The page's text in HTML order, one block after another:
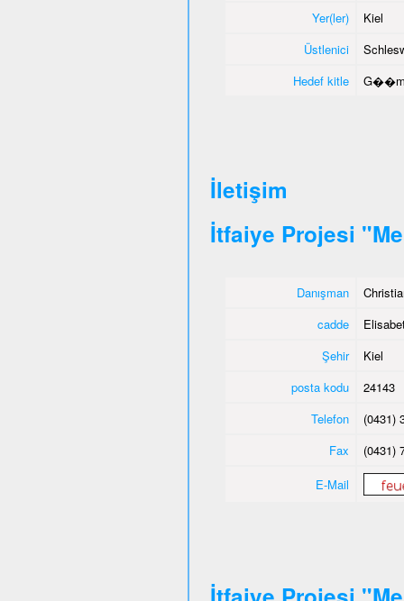
Yer(ler)
Kiel
Üstlenici
Hedef kitle
İletişim
İtfaiye Projesi
Danışman
cadde
Şehir
Kiel
posta kodu
24143
Telefon
(0431)
Fax
(0431)
E-Mail